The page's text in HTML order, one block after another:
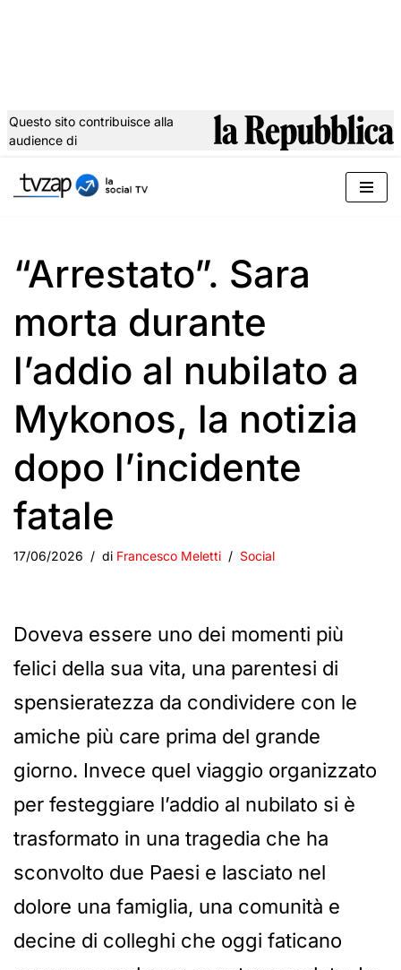
al
Questo sito contribuisce alla
audience di
“Arrestato”. Sara
morta durante
l’addio al nubilato a
Mykonos, la notizia
dopo l’incidente
fatale
17/06/2026 di Francesco Meletti Social
Doveva essere uno dei momenti più
felici della sua vita, una parentesi di
spensieratezza da condividere con le
amiche più care prima del grande
giorno. Invece quel viaggio organizzato
per festeggiare l’addio al nubilato si è
trasformato in una tragedia che ha
sconvolto due Paesi e lasciato nel
dolore una famiglia, una comunità e
decine di colleghi che oggi faticano